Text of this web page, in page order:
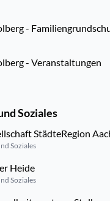
-
- Veranstaltungen
Soziales
StädteRegion
Soziales
Heide
Soziales